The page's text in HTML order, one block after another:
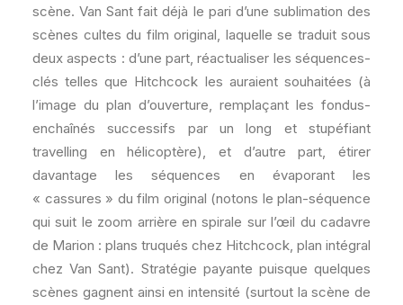
scène. Van Sant fait déjà le pari d’une sublimation des
scènes cultes du film original, laquelle se traduit sous
deux aspects : d’une part, réactualiser les séquences-
clés telles que Hitchcock les auraient souhaitées (à
l’image du plan d’ouverture, remplaçant les fondus-
enchaînés successifs par un long et stupéfiant
travelling en hélicoptère), et d’autre part, étirer
davantage les séquences en évaporant les
« cassures » du film original (notons le plan-séquence
qui suit le zoom arrière en spirale sur l’œil du cadavre
de Marion : plans truqués chez Hitchcock, plan intégral
chez Van Sant). Stratégie payante puisque quelques
scènes gagnent ainsi en intensité (surtout la scène de